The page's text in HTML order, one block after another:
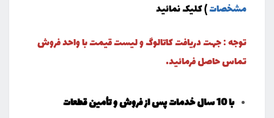
مشخصات) کلیک نمائید
توجه : جهت دریافت کاتالوگ و لیست قیمت با واحد فروش
تماس حاصل فرمائید.
با 10 سال خدمات پس از فروش و تأمین قطعات